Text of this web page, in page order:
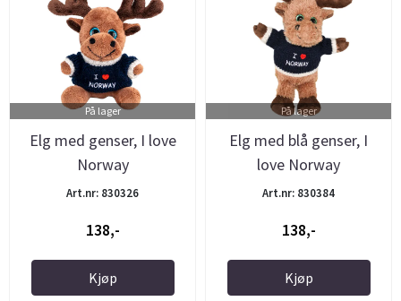
På lager
Elg med genser, I love
Norway
Art.nr: 830326
138,-
Kjøp
På lager
Elg med blå genser, I
love Norway
Art.nr: 830384
138,-
Kjøp